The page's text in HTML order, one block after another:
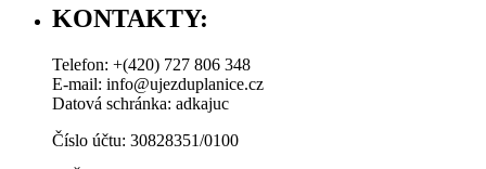
KONTAKTY:
Telefon: +(420) 727 806 348
E-mail: info@ujezduplanice.cz
Datová schránka: adkajuc
Číslo účtu: 30828351/0100